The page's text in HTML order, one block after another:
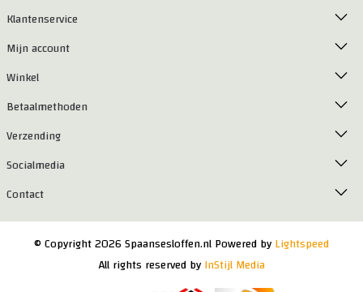
Klantenservice
Mijn account
Winkel
Betaalmethoden
Verzending
Socialmedia
Contact
© Copyright 2026 Spaansesloffen.nl Powered byLightspeed
All rights reserved byInStijl Media